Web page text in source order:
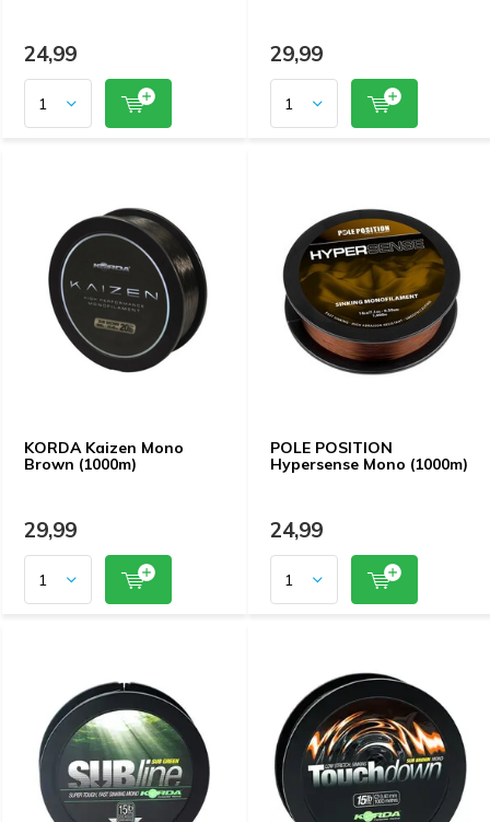
24,99 29,99
KORDA Kaizen Mono
Brown (1000m)
29,99
POLE POSITION
Hypersense Mono (1000m)
24,99